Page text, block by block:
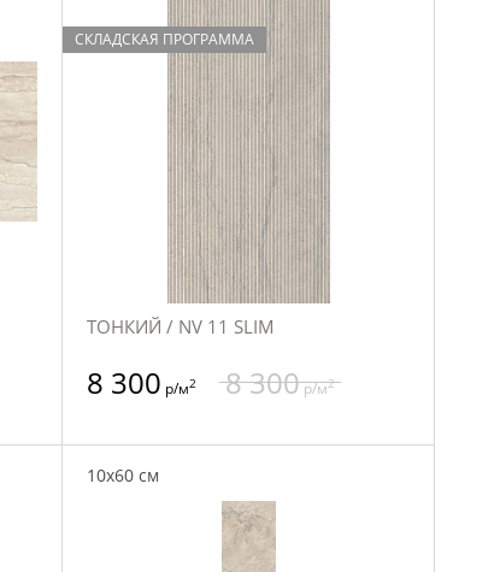
СКЛАДСКАЯ ПРОГРАММА
ТОНКИЙ / NV 11 SLIM
8 300 р/м2 8 300р/м2
10x60 см